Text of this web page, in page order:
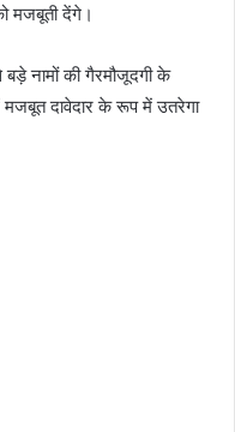
मजबूती देंगे।
नामों की गैरमौजूदगी के
दावेदार के रूप में उतरेगा